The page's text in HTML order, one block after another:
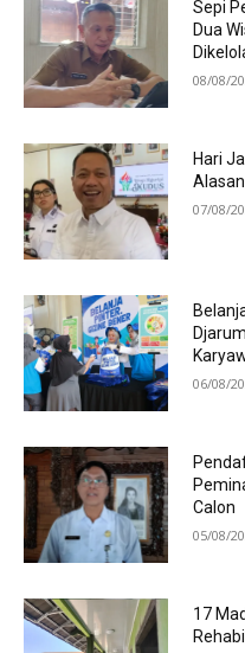
Sepi
Dua
08/08/
Hari
07/08/
06/08/
Calon
05/08/
17